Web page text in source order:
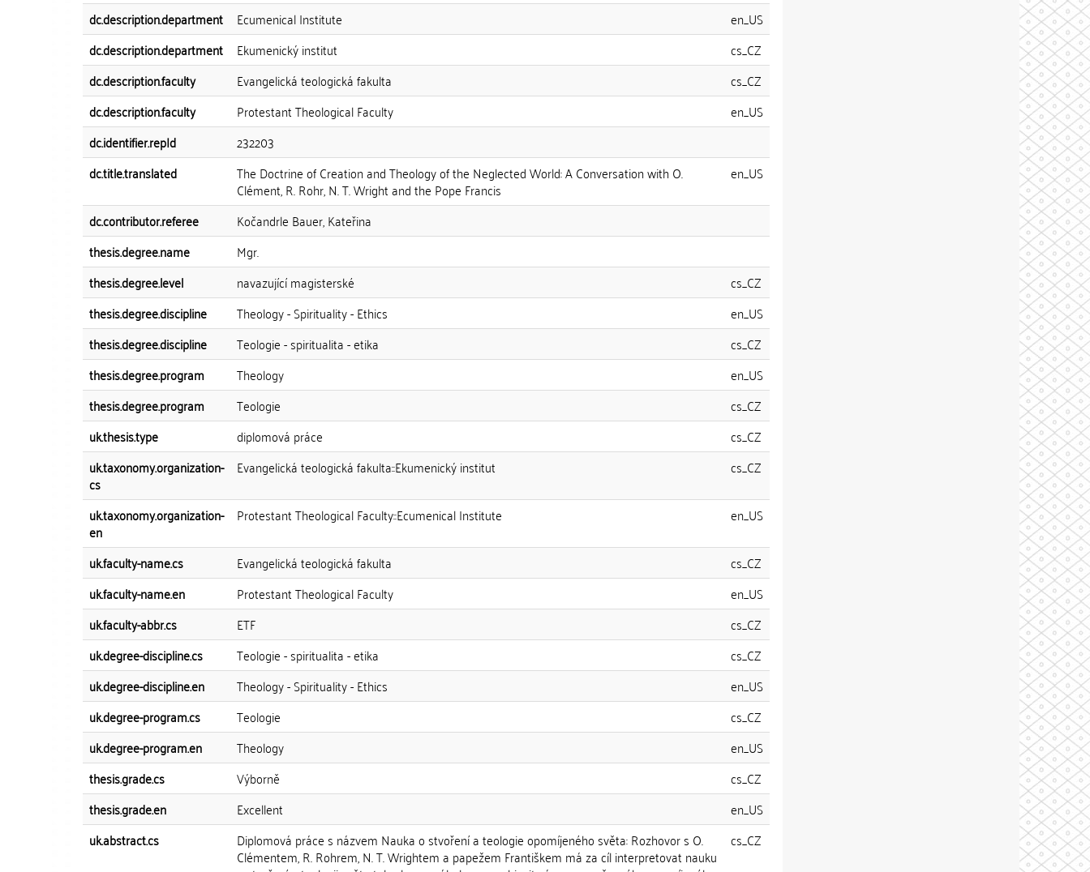
dc.description.department
Ecumenical Institute
en_US
dc.description.department
Ekumenický institut
cs_CZ
dc.description.faculty
Evangelická teologická fakulta
cs_CZ
dc.description.faculty
Protestant Theological Faculty
en_US
dc.identifier.repId
232203
dc.title.translated
The Doctrine of Creation and Theology of the Neglected World: A Conversation with O.
Clément, R. Rohr, N. T. Wright and the Pope Francis
en_US
dc.contributor.referee
Kočandrle Bauer, Kateřina
thesis.degree.name
Mgr.
thesis.degree.level
navazující magisterské
cs_CZ
thesis.degree.discipline
Theology - Spirituality - Ethics
en_US
thesis.degree.discipline
Teologie - spiritualita - etika
cs_CZ
thesis.degree.program
Theology
en_US
thesis.degree.program
Teologie
cs_CZ
uk.thesis.type
diplomová práce
cs_CZ
uk.taxonomy.organization-
cs
Evangelická teologická fakulta::Ekumenický institut cs_CZ
uk.taxonomy.organization-
en
Protestant Theological Faculty::Ecumenical Institute en_US
uk.faculty-name.cs Evangelická teologická fakulta
cs_CZ
uk.faculty-name.en
Protestant Theological Faculty
en_US
uk.faculty-abbr.cs
ETF
cs_CZ
uk.degree-discipline.cs
Teologie - spiritualita - etika
cs_CZ
uk.degree-discipline.en
Theology - Spirituality - Ethics
en_US
uk.degree-program.cs
Teologie
cs_CZ
uk.degree-program.en
Theology
en_US
thesis.grade.cs
Výborně
cs_CZ
thesis.grade.en
Excellent
en_US
uk.abstract.cs
Diplomová práce s názvem Nauka o stvoření a teologie opomíjeného světa: Rozhovor s O.
Clémentem, R. Rohrem, N. T. Wrightem a papežem Františkem má za cíl interpretovat nauku
cs_CZ